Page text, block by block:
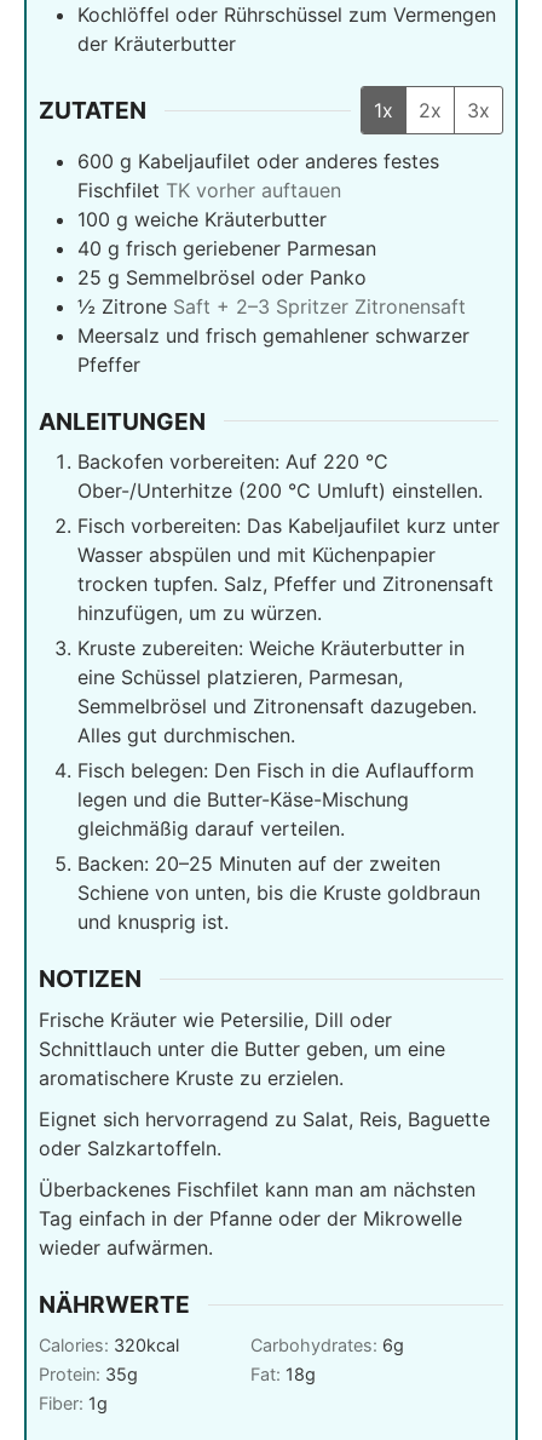
Kochlöffel oder Rührschüssel zum Vermengen
der Kräuterbutter
ZUTATEN 1x 2x 3x
600 g Kabeljaufilet oder anderes festes
Fischfilet TK vorher auftauen
100 g weiche Kräuterbutter
40 g frisch geriebener Parmesan
25 g Semmelbrösel oder Panko
½ Zitrone Saft + 2–3 Spritzer Zitronensaft
Meersalz und frisch gemahlener schwarzer
Pfeffer
ANLEITUNGEN
Backofen vorbereiten: Auf 220 °C
Ober-/Unterhitze (200 °C Umluft) einstellen.
Fisch vorbereiten: Das Kabeljaufilet kurz unter
Wasser abspülen und mit Küchenpapier
trocken tupfen. Salz, Pfeffer und Zitronensaft
hinzufügen, um zu würzen.
Kruste zubereiten: Weiche Kräuterbutter in
eine Schüssel platzieren, Parmesan,
Semmelbrösel und Zitronensaft dazugeben.
Alles gut durchmischen.
Fisch belegen: Den Fisch in die Auflaufform
legen und die Butter-Käse-Mischung
gleichmäßig darauf verteilen.
Backen: 20–25 Minuten auf der zweiten
Schiene von unten, bis die Kruste goldbraun
und knusprig ist.
NOTIZEN
Frische Kräuter wie Petersilie, Dill oder
Schnittlauch unter die Butter geben, um eine
aromatischere Kruste zu erzielen.
Eignet sich hervorragend zu Salat, Reis, Baguette
oder Salzkartoffeln.
Überbackenes Fischfilet kann man am nächsten
Tag einfach in der Pfanne oder der Mikrowelle
wieder aufwärmen.
NÄHRWERTE
Calories: 320kcal Carbohydrates: 6g
Protein: 35g Fat: 18g
Fiber: 1g